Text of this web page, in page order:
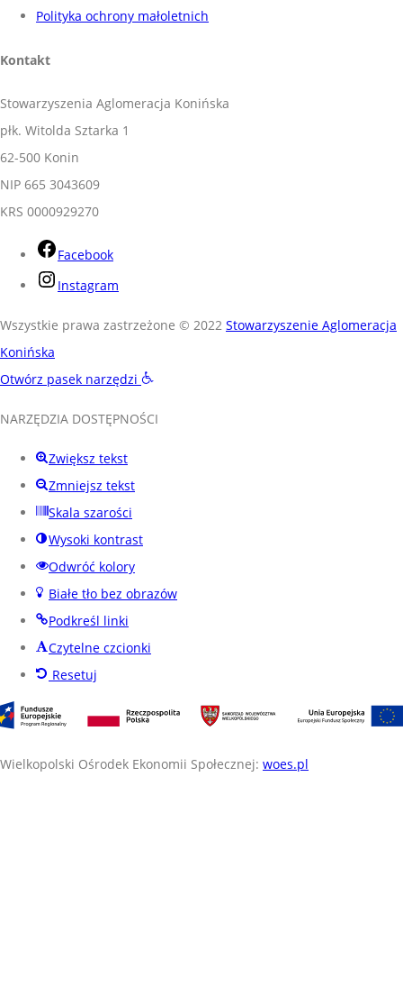
Polityka ochrony małoletnich
Kontakt
Stowarzyszenia Aglomeracja Konińska
płk. Witolda Sztarka 1
62-500 Konin
NIP 665 3043609
KRS 0000929270
Facebook
Instagram
Wszystkie prawa zastrzeżone © 2022 Stowarzyszenie Aglomeracja
Konińska
Otwórz pasek narzędzi
NARZĘDZIA DOSTĘPNOŚCI
Zwiększ tekst
Zmniejsz tekst
Skala szarości
Wysoki kontrast
Odwróć kolory
Białe tło bez obrazów
Podkreśl linki
Czytelne czcionki
Resetuj
Wielkopolski Ośrodek Ekonomii Społecznej: woes.pl